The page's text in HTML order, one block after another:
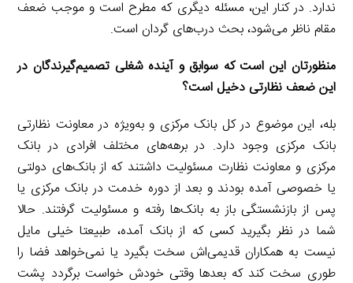
ندارد. در کنار این، مسئله دیگری که مطرح است و موجب ضعف
مقام ناظر می‌شود، بحث درب‌های گردان است.
‌‌منظورتان این است که سوابق و آینده شغلی تصمیم‌گیرندگان در
این ضعف نظارتی دخیل است؟
بله، این موضوع در کل بانک مرکزی و به‌ویژه در معاونت نظارتی
بانک مرکزی وجود دارد. در برهه‌های مختلف افرادی در بانک
مرکزی و معاونت نظارت مسئولیت داشتند که از بانک‌های دولتی
یا خصوصی آمده بودند و بعد از دوره خدمت در بانک مرکزی یا
پس از بازنشستگی باز به بانک‌ها رفته و مسئولیت گرفتند. حالا
شما در نظر بگیرید کسی که از بانک آمده، طبیعتا خیلی مایل
نیست به همکاران قدیمی‌اش سخت بگیرد یا نمی‌خواهد فضا را
طوری سخت کند که بعدها وقتی خودش خواست برگردد پشت